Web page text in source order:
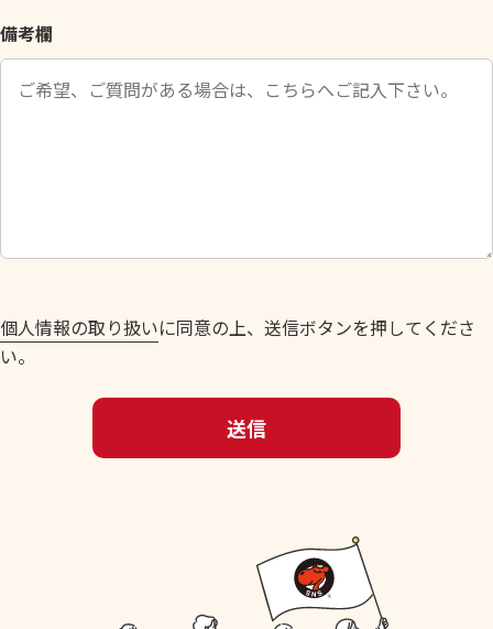
空
の
だ
い
。
備考欄
個人情報の取り扱いに同意の上、送信ボタンを押してくださ
い。